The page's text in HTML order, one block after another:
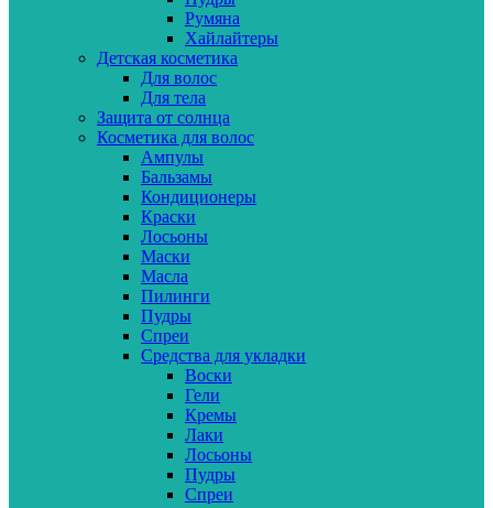
Румяна
Хайлайтеры
Детская косметика
Для волос
Для тела
Защита от солнца
Косметика для волос
Ампулы
Бальзамы
Кондиционеры
Краски
Лосьоны
Маски
Масла
Пилинги
Пудры
Спреи
Средства для укладки
Воски
Гели
Кремы
Лаки
Лосьоны
Пудры
Спреи